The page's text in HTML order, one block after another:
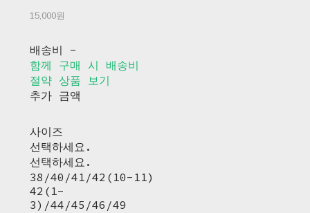
15,000원
배송비 -
함께 구매 시 배송비
절약 상품 보기
추가 금액
사이즈
선택하세요.
선택하세요.
38/40/41/42(10-11)
42(1-
3)/44/45/46/49